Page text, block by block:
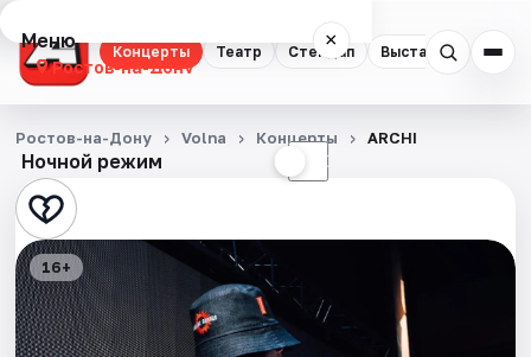
Концерты Театр Стендап Выставки
Меню ×
Ростов-на-Дону
Концерты
Театр
Стендап
Выставки
Квесты
Ночной режим ☾
Ростов-на-Дону Volna Концерты ARCHI
16+